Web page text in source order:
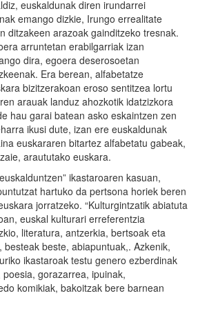
euskaldunak diren irundarrei
emango dizkie, Irungo errealitate
ditzakeen arazoak gainditzeko tresnak.
arruntetan erabilgarriak izan
dira, egoera deserosoetan
Era berean, alfabetatze
bizitzerakoan eroso sentitzea lortu
arauak landuz ahozkotik idatzizkora
hau garai batean asko eskaintzen zen
ikusi dute, izan ere euskaldunak
euskararen bitartez alfabetatu gabeak,
araututako euskara.
ikastaroaren kasuan,
hartuko da pertsona horiek beren
jorratzeko. “Kulturgintzatik abiatuta
euskal kulturari erreferentzia
literatura, antzerkia, bertsoak eta
besteak beste, abiapuntuak,. Azkenik,
ikastaroak testu genero ezberdinak
gorazarrea, ipuinak,
komikiak, bakoitzak bere barnean